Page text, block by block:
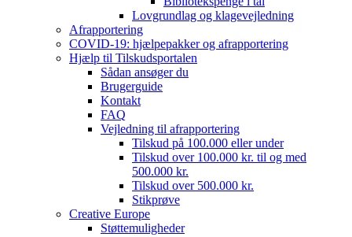
Lovgrundlag og klagevejledning
Afrapportering
COVID-19: hjælpepakker og afrapportering
Hjælp til Tilskudsportalen
Sådan ansøger du
Brugerguide
Kontakt
FAQ
Vejledning til afrapportering
Tilskud på 100.000 eller under
Tilskud over 100.000 kr. til og med
500.000 kr.
Tilskud over 500.000 kr.
Stikprøve
Creative Europe
Støttemuligheder